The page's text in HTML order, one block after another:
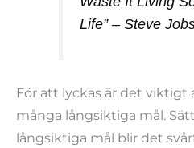
Life” – Steve
För att lyckas är det viktigt
många långsiktiga mål.
långsiktiga mål blir det